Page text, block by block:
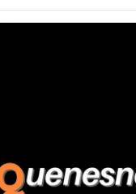
ocurrieron cerca de las
del vehículo y,
tomado de los